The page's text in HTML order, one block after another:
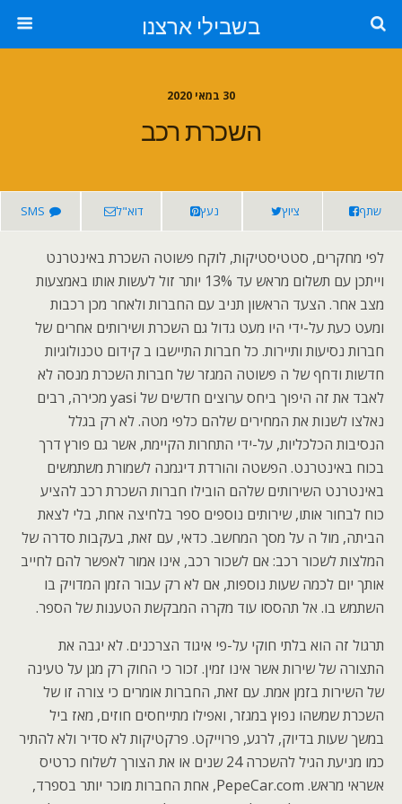
בשבילי ארצנו
30 במאי 2020
השכרת רכב
שתף ציוץ נעץ דוא"ל SMS
לפי מחקרים, סטטיסטיקות, לוקח פשוטה השכרת באינטרנט
וייתכן עם תשלום מראש עד 13% יותר זול לעשות אותו באמצעות
מצב אחר. הצעד הראשון תניב עם החברות ולאחר מכן רכבות
ומעט כעת על-ידי היו מעט גדול גם השכרת ושירותים אחרים של
חברות נסיעות ותיירות. כל חברות התיישבו ב קידום טכנולוגיות
חדשות ודחף של ה פשוטה המגזר של חברות השכרת מנסה לא
לאבד את זה היפוך ביחס ערוצים חדשים של yasi מכירה, רבים
נאלצו לשנות את המחירים שלהם כלפי מטה. לא רק בגלל
הנסיבות הכלכליות, על-ידי התחרות הקיימת, אשר גם פורץ דרך
בכוח באינטרנט. הפשטה והורדת דיגמנה לשמורת משתמשים
באינטרנט השירותים שלהם הובילו חברות השכרת רכב להציע
כוח לבחור אותו, שירותים נוספים ספר בלחיצה אחת, בלי לצאת
הביתה, מול ה על מסך המחשב. כדאי, עם זאת, בעקבות סדרה של
המלצות לשכור רכב: אם לשכור רכב, אינו אמור לאפשר להם לחייב
אותך יום לכמה שעות נוספות, אם לא רק עבור הזמן המדויק בו
השתמש בו. אל תהססו עוד מקרה המבקשת הטענות של הספר.
תרגול זה הוא בלתי חוקי על-פי איגוד הצרכנים. לא יגבה את
התצורה של שירות אשר אינו זמין. זכור כי החוק רק מגן על טעינה
של השירות בזמן אמת. עם זאת, החברות אומרים כי צורה זו של
השכרת שמשהו נפוץ במגזר, ואפילו מתייחסים חוזים, מאז ביל
במשך שעות בדיוק, לרגע, פרוייקט. פרקטיקות לא סדיר ולא להתיר
כמו מניעת הגיל להשכרה 24 שנים או את הצורך לשלוח כרטיס
אשראי מראש. PepeCar.com, אחת החברות מוכר יותר בספרד,